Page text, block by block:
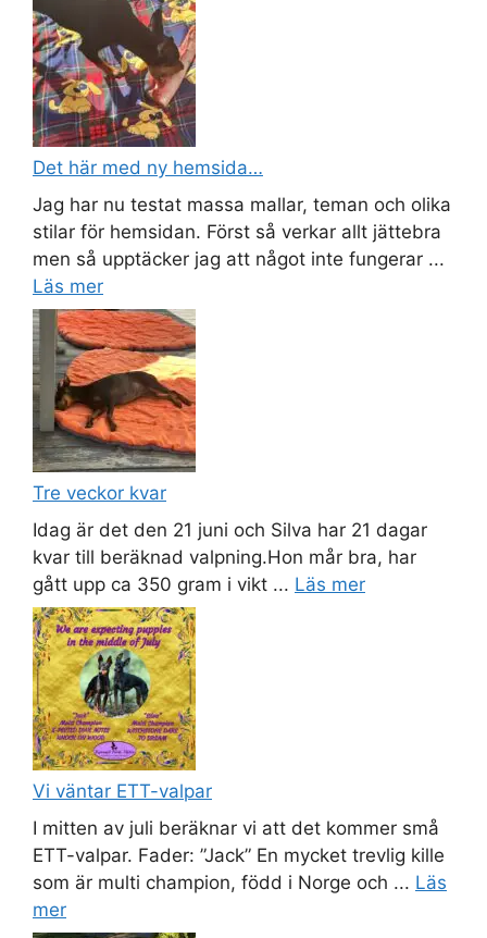
Det här med ny hemsida…
Jag har nu testat massa mallar, teman och olika
stilar för hemsidan. Först så verkar allt jättebra
men så upptäcker jag att något inte fungerar ...
Läs mer
Tre veckor kvar
Idag är det den 21 juni och Silva har 21 dagar
kvar till beräknad valpning.Hon mår bra, har
gått upp ca 350 gram i vikt ... Läs mer
Vi väntar ETT-valpar
I mitten av juli beräknar vi att det kommer små
ETT-valpar. Fader: ”Jack” En mycket trevlig kille
som är multi champion, född i Norge och ... Läs
mer